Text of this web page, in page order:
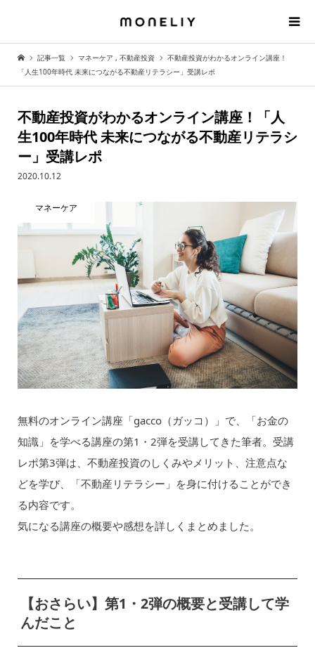
記事一覧 マネーケア , 不動産投資
不動産投資がわかるオンライン講座！
「人生100年時代 未来につながる不動産リテラシー」受講レポ
不動産投資がわかるオンライン講座！「人
生100年時代 未来につながる不動産リテラシ
ー」受講レポ
2020.10.12
マネーケア
無料のオンライン講座「gacco（ガッコ）」で、「お金の
知識」を学べる講座の第1・2弾を受講してきた筆者。受講
レポ第3弾は、不動産投資のしくみやメリット、注意点な
どを学び、「不動産リテラシー」を身に付けることができ
る内容です。
気になる講座の概要や感想を詳しくまとめました。
【おさらい】第1・2弾の概要と受講して学
んだこと